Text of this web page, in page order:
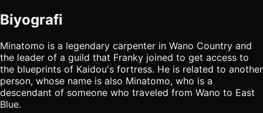
Biyografi
Minatomo is a legendary carpenter in Wano Country and
the leader of a guild that Franky joined to get access to
the blueprints of Kaidou's fortress. He is related to another
person, whose name is also Minatomo, who is a
descendant of someone who traveled from Wano to East
Blue.